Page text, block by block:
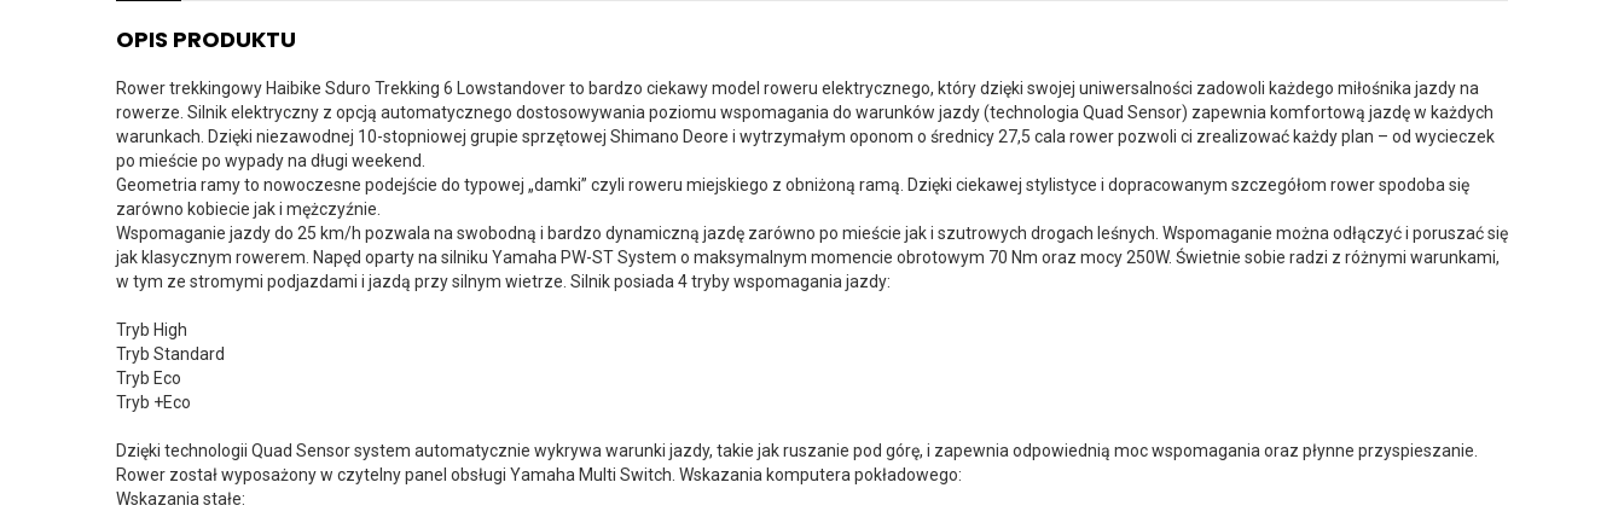
OPIS PRODUKTU
Rower trekkingowy Haibike Sduro Trekking 6 Lowstandover to bardzo ciekawy model roweru elektrycznego, który dzięki swojej uniwersalności zadowoli każdego miłośnika jazdy na
rowerze. Silnik elektryczny z opcją automatycznego dostosowywania poziomu wspomagania do warunków jazdy (technologia Quad Sensor) zapewnia komfortową jazdę w każdych
warunkach. Dzięki niezawodnej 10-stopniowej grupie sprzętowej Shimano Deore i wytrzymałym oponom o średnicy 27,5 cala rower pozwoli ci zrealizować każdy plan – od wycieczek
po mieście po wypady na długi weekend.
Geometria ramy to nowoczesne podejście do typowej „damki” czyli roweru miejskiego z obniżoną ramą. Dzięki ciekawej stylistyce i dopracowanym szczegółom rower spodoba się
zarówno kobiecie jak i mężczyźnie.
Wspomaganie jazdy do 25 km/h pozwala na swobodną i bardzo dynamiczną jazdę zarówno po mieście jak i szutrowych drogach leśnych. Wspomaganie można odłączyć i poruszać się
jak klasycznym rowerem. Napęd oparty na silniku Yamaha PW-ST System o maksymalnym momencie obrotowym 70 Nm oraz mocy 250W. Świetnie sobie radzi z różnymi warunkami,
w tym ze stromymi podjazdami i jazdą przy silnym wietrze. Silnik posiada 4 tryby wspomagania jazdy:
Tryb High
Tryb Standard
Tryb Eco
Tryb +Eco
Dzięki technologii Quad Sensor system automatycznie wykrywa warunki jazdy, takie jak ruszanie pod górę, i zapewnia odpowiednią moc wspomagania oraz płynne przyspieszanie.
Rower został wyposażony w czytelny panel obsługi Yamaha Multi Switch. Wskazania komputera pokładowego:
Wskazania stałe: